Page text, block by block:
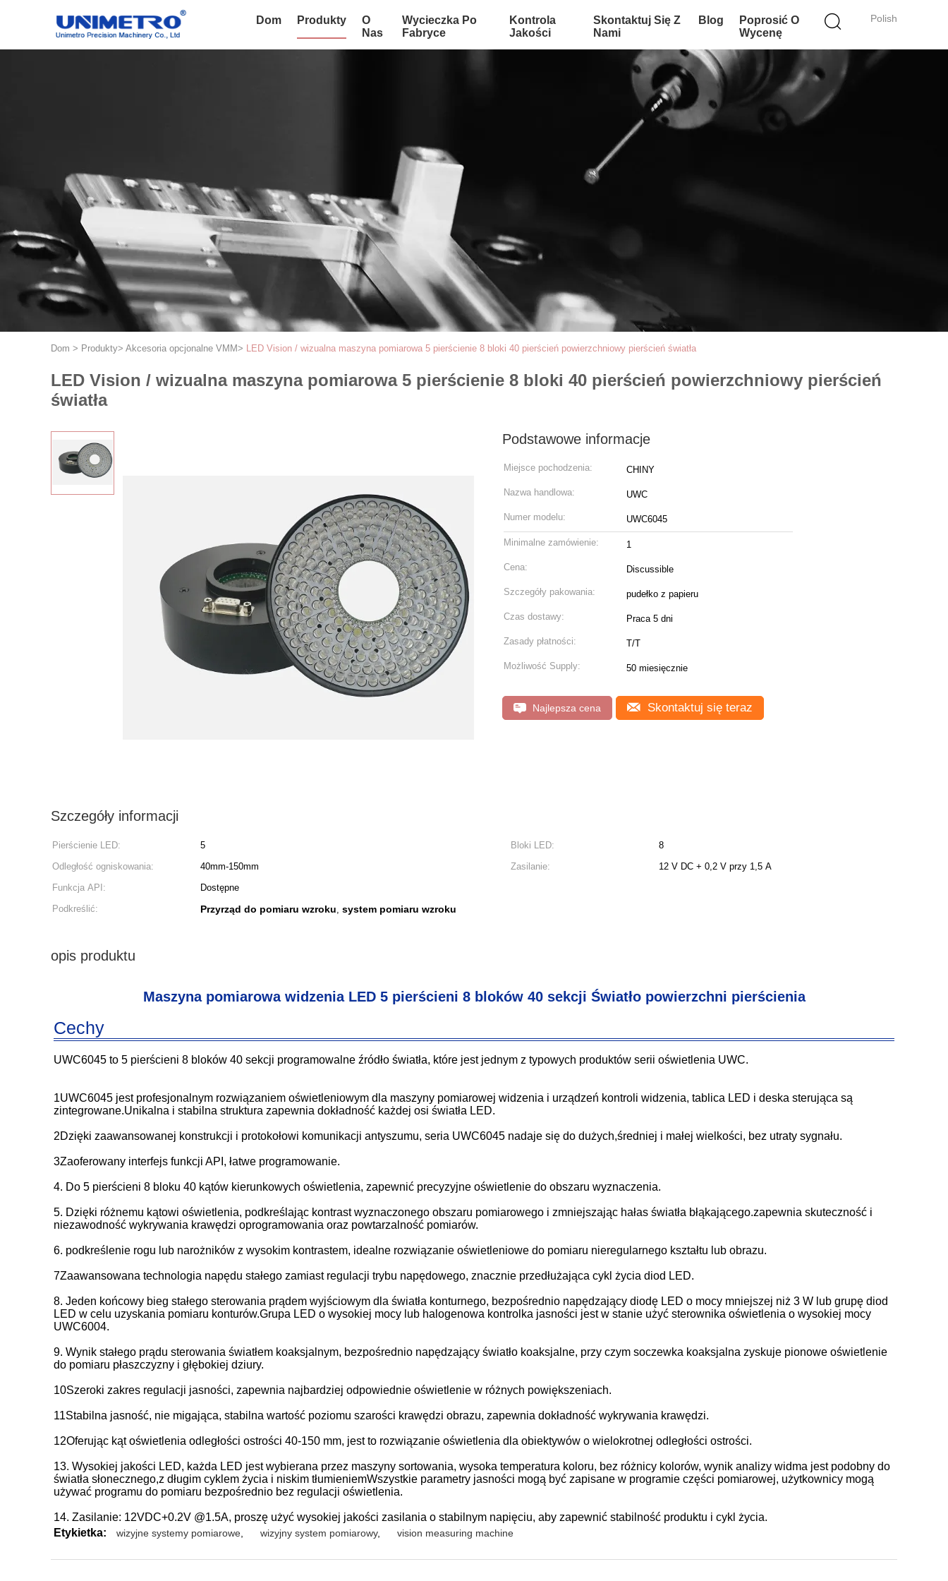
Polish
Dom Produkty
O
Nas
Wycieczka Po
Fabryce
Kontrola
Jakości
Skontaktuj Się Z
Nami
Blog
Poprosić O
Wycenę
Dom > Produkty> Akcesoria opcjonalne VMM> LED Vision / wizualna maszyna pomiarowa 5 pierścienie 8 bloki 40 pierścień powierzchniowy pierścień światła
LED Vision / wizualna maszyna pomiarowa 5 pierścienie 8 bloki 40 pierścień powierzchniowy pierścień
światła
Podstawowe informacje
Miejsce pochodzenia: CHINY
Nazwa handlowa: UWC
Numer modelu: UWC6045
Minimalne zamówienie: 1
Cena: Discussible
Szczegóły pakowania: pudełko z papieru
Czas dostawy: Praca 5 dni
Zasady płatności: T/T
Możliwość Supply: 50 miesięcznie
Najlepsza cena Skontaktuj się teraz
Szczegóły informacji
Pierścienie LED: 5 Bloki LED:
8
Odległość ogniskowania:
40mm-150mm Zasilanie:
12 V DC + 0,2 V przy 1,5 A
Funkcja API:
Dostępne
Podkreślić:
Przyrząd do pomiaru wzroku, system pomiaru wzroku
opis produktu
Maszyna pomiarowa widzenia LED 5 pierścieni 8 bloków 40 sekcji Światło powierzchni pierścienia
Cechy
UWC6045 to 5 pierścieni 8 bloków 40 sekcji programowalne źródło światła, które jest jednym z typowych produktów serii oświetlenia UWC.
1UWC6045 jest profesjonalnym rozwiązaniem oświetleniowym dla maszyny pomiarowej widzenia i urządzeń kontroli widzenia, tablica LED i deska sterująca są
zintegrowane.Unikalna i stabilna struktura zapewnia dokładność każdej osi światła LED.
2Dzięki zaawansowanej konstrukcji i protokołowi komunikacji antyszumu, seria UWC6045 nadaje się do dużych,średniej i małej wielkości, bez utraty sygnału.
3Zaoferowany interfejs funkcji API, łatwe programowanie.
4. Do 5 pierścieni 8 bloku 40 kątów kierunkowych oświetlenia, zapewnić precyzyjne oświetlenie do obszaru wyznaczenia.
5. Dzięki różnemu kątowi oświetlenia, podkreślając kontrast wyznaczonego obszaru pomiarowego i zmniejszając hałas światła błąkającego.zapewnia skuteczność i
niezawodność wykrywania krawędzi oprogramowania oraz powtarzalność pomiarów.
6. podkreślenie rogu lub narożników z wysokim kontrastem, idealne rozwiązanie oświetleniowe do pomiaru nieregularnego kształtu lub obrazu.
7Zaawansowana technologia napędu stałego zamiast regulacji trybu napędowego, znacznie przedłużająca cykl życia diod LED.
8. Jeden końcowy bieg stałego sterowania prądem wyjściowym dla światła konturnego, bezpośrednio napędzający diodę LED o mocy mniejszej niż 3 W lub grupę diod
LED w celu uzyskania pomiaru konturów.Grupa LED o wysokiej mocy lub halogenowa kontrolka jasności jest w stanie użyć sterownika oświetlenia o wysokiej mocy
UWC6004.
9. Wynik stałego prądu sterowania światłem koaksjalnym, bezpośrednio napędzający światło koaksjalne, przy czym soczewka koaksjalna zyskuje pionowe oświetlenie
do pomiaru płaszczyzny i głębokiej dziury.
10Szeroki zakres regulacji jasności, zapewnia najbardziej odpowiednie oświetlenie w różnych powiększeniach.
11Stabilna jasność, nie migająca, stabilna wartość poziomu szarości krawędzi obrazu, zapewnia dokładność wykrywania krawędzi.
12Oferując kąt oświetlenia odległości ostrości 40-150 mm, jest to rozwiązanie oświetlenia dla obiektywów o wielokrotnej odległości ostrości.
13. Wysokiej jakości LED, każda LED jest wybierana przez maszyny sortowania, wysoka temperatura koloru, bez różnicy kolorów, wynik analizy widma jest podobny do
światła słonecznego,z długim cyklem życia i niskim tłumieniemWszystkie parametry jasności mogą być zapisane w programie części pomiarowej, użytkownicy mogą
używać programu do pomiaru bezpośrednio bez regulacji oświetlenia.
14. Zasilanie: 12VDC+0.2V @1.5A, proszę użyć wysokiej jakości zasilania o stabilnym napięciu, aby zapewnić stabilność produktu i cykl życia.
Etykietka:
wizyjne systemy pomiarowe wizyjny system pomiarowy, vision measuring machine